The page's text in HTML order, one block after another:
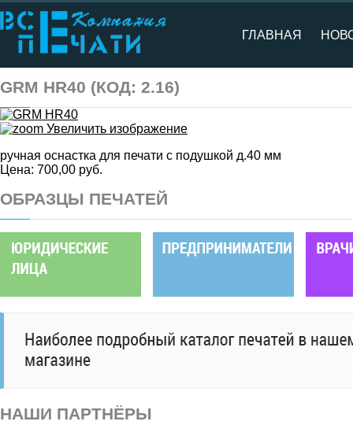
ГЛАВНАЯ
GRM HR40 (КОД: 2.16)
Увеличить изображение
ручная оснастка для печати с подушкой д.40 мм
Цена: 700,00 руб.
ОБРАЗЦЫ ПЕЧАТЕЙ
НАШИ ПАРТНЁРЫ